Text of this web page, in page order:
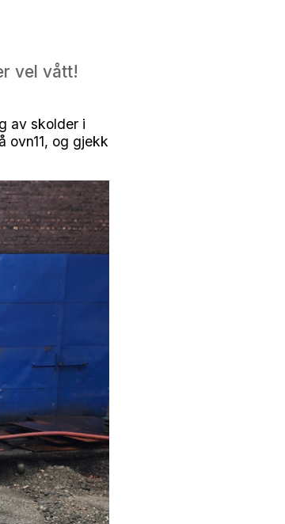
vel vått!
av skolder i
ovn11, og gjekk